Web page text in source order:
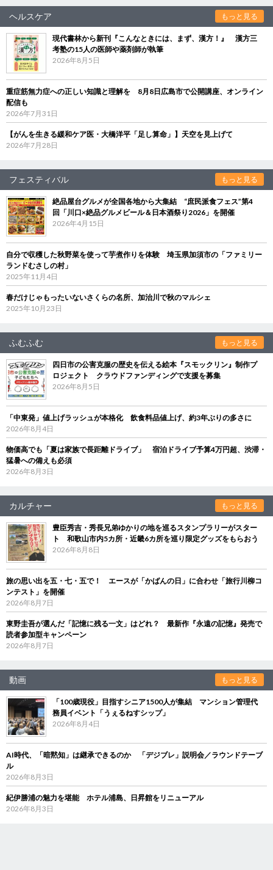
ヘルスケア もっと見る
現代書林から新刊『こんなときには、まず、漢方！』 漢方三
考塾の15人の医師や薬剤師が執筆
2026年8月5日
重症筋無力症への正しい知識と理解を 8月8日広島市で公開講座、オンライン
配信も
2026年7月31日
【がんを生きる緩和ケア医・大橋洋平「足し算命」】天空を見上げて
2026年7月28日
フェスティバル もっと見る
絶品屋台グルメが全国各地から大集結 “庶民派食フェス”第4
回「川口×絶品グルメビール＆日本酒祭り2026」を開催
2026年4月15日
自分で収穫した秋野菜を使って芋煮作りを体験 埼玉県加須市の「ファミリー
ランドむさしの村」
2025年11月4日
春だけじゃもったいないさくらの名所、加治川で秋のマルシェ
2025年10月23日
ふむふむ もっと見る
四日市の公害克服の歴史を伝える絵本『スモックリン』制作プ
ロジェクト クラウドファンディングで支援を募集
2026年8月5日
「中東発」値上げラッシュが本格化 飲食料品値上げ、約3年ぶりの多さに
2026年8月4日
物価高でも「夏は家族で長距離ドライブ」 宿泊ドライブ予算4万円超、渋滞・
猛暑への備えも必須
2026年8月3日
カルチャー もっと見る
豊臣秀吉・秀長兄弟ゆかりの地を巡るスタンプラリーがスター
ト 和歌山市内5カ所・近畿6カ所を巡り限定グッズをもらおう
2026年8月8日
旅の思い出を五・七・五で！ エースが「かばんの日」に合わせ「旅行川柳コ
ンテスト」を開催
2026年8月7日
東野圭吾が選んだ「記憶に残る一文」はどれ？ 最新作『永遠の記憶』発売で
読者参加型キャンペーン
2026年8月7日
動画 もっと見る
「100歳現役」目指すシニア1500人が集結 マンション管理代
務員イベント「うぇるねすシップ」
2026年8月4日
AI時代、「暗黙知」は継承できるのか 「デジブレ」説明会／ラウンドテーブ
ル
2026年8月3日
紀伊勝浦の魅力を堪能 ホテル浦島、日昇館をリニューアル
2026年8月3日